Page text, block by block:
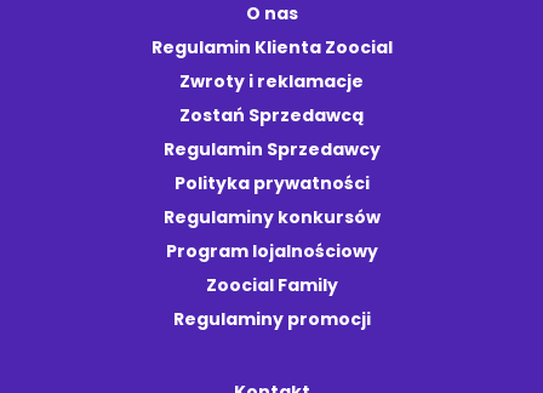
O nas
Regulamin Klienta Zoocial
Zwroty i reklamacje
Zostań Sprzedawcą
Regulamin Sprzedawcy
Polityka prywatności
Regulaminy konkursów
Program lojalnościowy
Zoocial Family
Regulaminy promocji